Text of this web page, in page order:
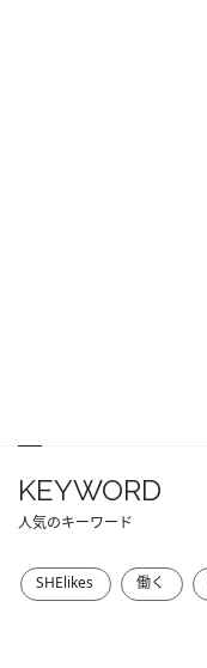
KEYWORD
人気のキーワード
SHElikes 働く